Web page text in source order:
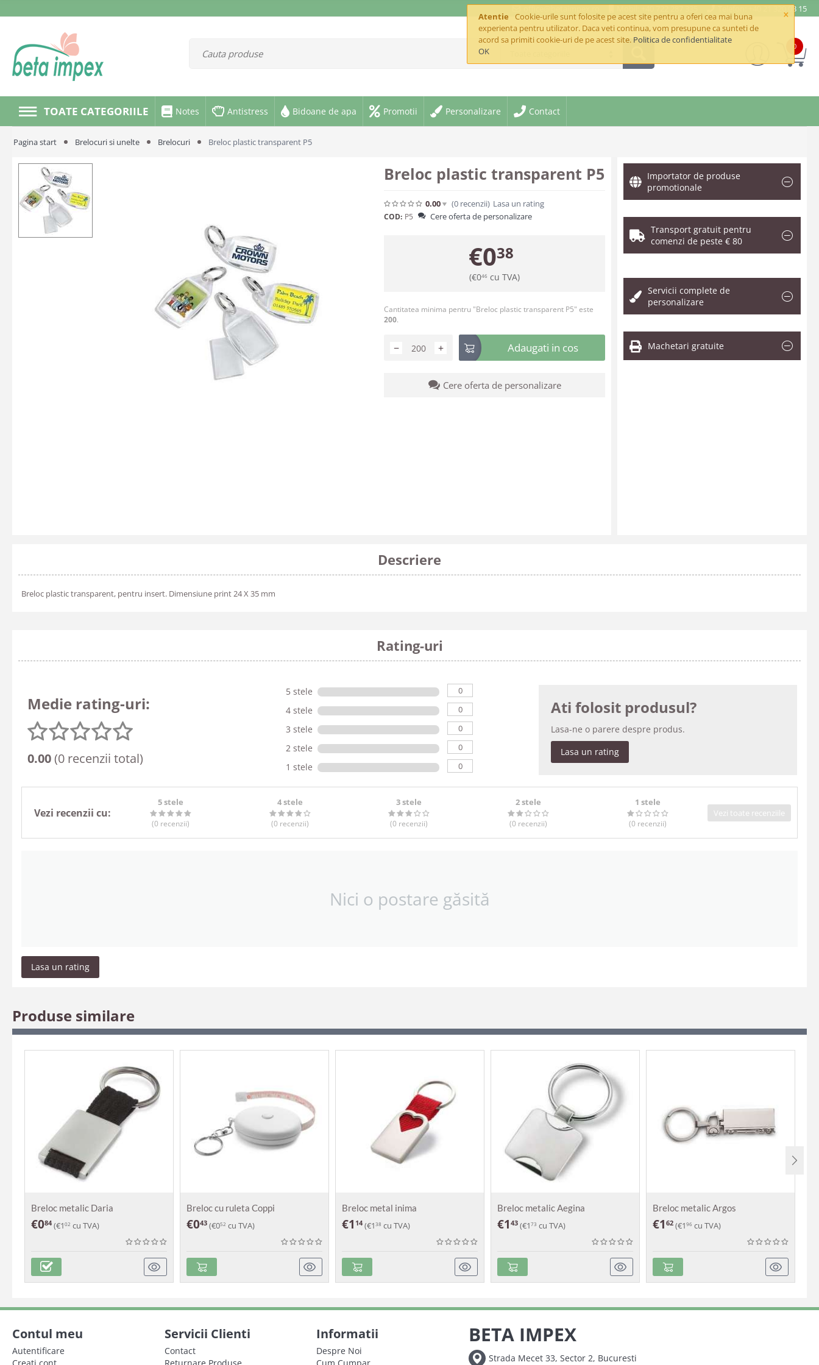
×
Atentie
Cookie-urile sunt folosite pe acest site pentru a oferi cea mai buna
experienta pentru utilizator. Daca veti continua, vom presupune ca sunteti de
acord sa primiti cookie-uri de pe acest site. Politica de confidentialitate
OK
office@betaimpex.ro Mobil: +40 722 287 335 Telefon: +40 21 320 03 15
0
TOATE CATEGORIILE Notes Antistress Bidoane de apa Promotii Personalizare Contact
Pagina start Brelocuri si unelte Brelocuri Breloc plastic transparent P5
Breloc plastic transparent P5
0.00 (0 recenzii) Lasa un rating
COD: P5 Cere oferta de personalizare
€038
(€046 cu TVA)
Cantitatea minima pentru "Breloc plastic transparent P5" este
200.
+
− Adaugati in cos
Cere oferta de personalizare
Importator de produse
promotionale
Transport gratuit pentru
comenzi de peste € 80
Servicii complete de
personalizare
Machetari gratuite
Descriere
Breloc plastic transparent, pentru insert. Dimensiune print 24 X 35 mm
Rating-uri
Medie rating-uri:
0.00(0 recenzii total)
5 stele 0
4 stele 0
3 stele 0
2 stele 0
1 stele 0
Ati folosit produsul?
Lasa-ne o parere despre produs.
Lasa un rating
Vezi recenzii cu:
5 stele
(0 recenzii)
4 stele
(0 recenzii)
3 stele
(0 recenzii)
2 stele
(0 recenzii)
1 stele
(0 recenzii)
Vezi toate recenziile
Nici o postare găsită
Lasa un rating
Produse similare
Breloc metalic Daria
€084 (€1 02 cu TVA)
Breloc cu ruleta Coppi
€043 (€052 cu TVA)
Breloc metal inima
€1 14 (€1 38 cu TVA)
Breloc metalic Aegina
€1 43 (€1 73 cu TVA)
Breloc metalic Argos
€1 62 (€1 96 cu TVA)
Contul meu
Autentificare
Servicii Clienti
Contact
Informatii
Despre Noi
BETA IMPEX
Strada Mecet 33, Sector 2, Bucuresti